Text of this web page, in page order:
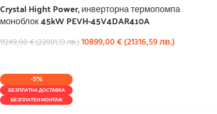
Crystal Hight Power, инверторна термопомпа
моноблок 45kW PEVH-45V4DAR410A
11249,00€(22001,13лв.)10899,00€(21316,59лв.)
-5%
БЕЗПЛАТНА ДОСТАВКА
БЕЗПЛАТЕН МОНТАЖ